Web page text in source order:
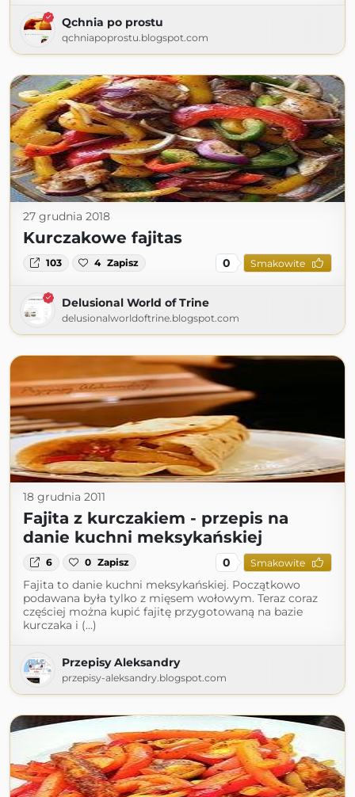
Qchnia po prostu
qchniapoprostu.blogspot.com
27 grudnia 2018
Kurczakowe fajitas
103 4 Zapisz 0 Smakowite
Delusional World of Trine
delusionalworldoftrine.blogspot.com
18 grudnia 2011
Fajita z kurczakiem - przepis na
danie kuchni meksykańskiej
6 0 Zapisz 0 Smakowite
Fajita to danie kuchni meksykańskiej. Początkowo
podawana była tylko z mięsem wołowym. Teraz coraz
częściej można kupić fajitę przygotowaną na bazie
kurczaka i (...)
Przepisy Aleksandry
przepisy-aleksandry.blogspot.com